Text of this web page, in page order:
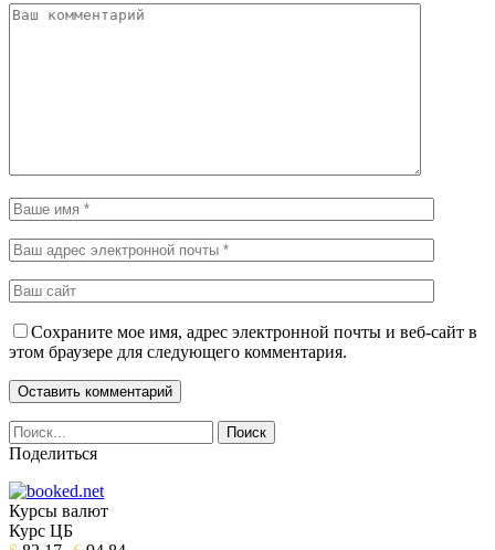
Сохраните мое имя, адрес электронной почты и веб-сайт в
этом браузере для следующего комментария.
Поделиться
Курсы валют
Курс ЦБ